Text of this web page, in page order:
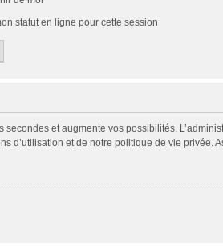
statut en ligne pour cette session
et augmente vos possibilités.
d’utilisation et de notre politique de vie privée.